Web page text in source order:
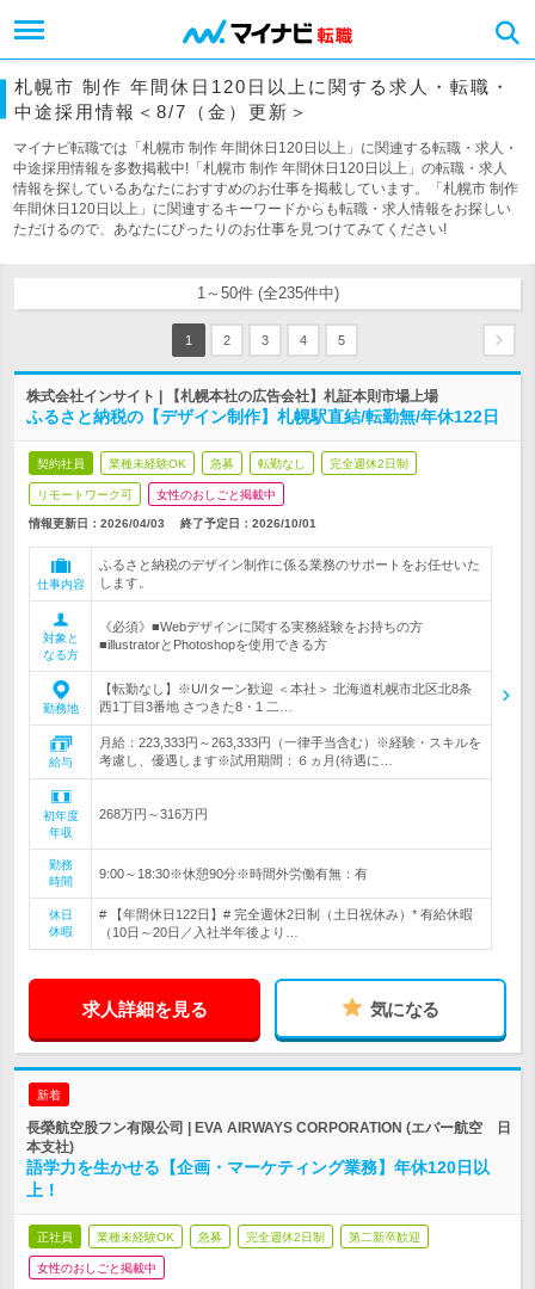
札幌市 制作 年間休日120日以上に関する求人・転職・
中途採用情報＜8/7（金）更新＞
マイナビ転職では「札幌市 制作 年間休日120日以上」に関連する転職・求人・
中途採用情報を多数掲載中!「札幌市 制作 年間休日120日以上」の転職・求人
情報を探しているあなたにおすすめのお仕事を掲載しています。「札幌市 制作
年間休日120日以上」に関連するキーワードからも転職・求人情報をお探しい
ただけるので、あなたにぴったりのお仕事を見つけてみてください!
1～50件 (全235件中)
1 2 3 4 5
株式会社インサイト | 【札幌本社の広告会社】札証本則市場上場
ふるさと納税の【デザイン制作】札幌駅直結/転勤無/年休122日
契約社員 業種未経験OK 急募 転勤なし 完全週休2日制
リモートワーク可 女性のおしごと掲載中
情報更新日：2026/04/03 終了予定日： 2026/10/01
仕事内容
ふるさと納税のデザイン制作に係る業務のサポートをお任せいた
します。
対象と
なる方
《必須》■Webデザインに関する実務経験をお持ちの方
■illustratorとPhotoshopを使用できる方
勤務地
【転勤なし】※U/Iターン歓迎 ＜本社＞ 北海道札幌市北区北8条
西1丁目3番地 さつきた8・1 二…
給与
月給：223,333円～263,333円（一律手当含む）※経験・スキルを
考慮し、優遇します※試用期間：６ヵ月(待遇に…
初年度
年収
268万円～316万円
勤務
時間
9:00～18:30※休憩90分※時間外労働有無：有
休日
休暇
# 【年間休日122日】# 完全週休2日制（土日祝休み）* 有給休暇
（10日～20日／入社半年後より…
求人詳細を見る 気になる
新着
長榮航空股フン有限公司 | EVA AIRWAYS CORPORATION (エバー航空 日
本支社)
語学力を生かせる【企画・マーケティング業務】年休120日以
上！
正社員 業種未経験OK 急募 完全週休2日制 第二新卒歓迎
女性のおしごと掲載中